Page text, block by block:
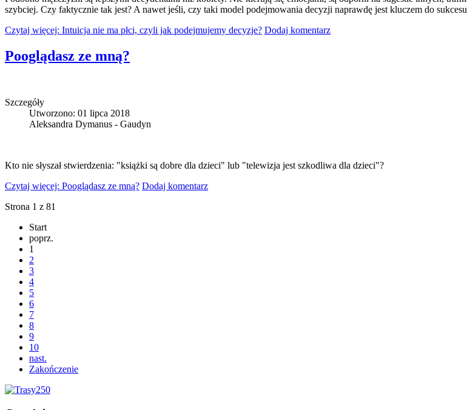
szybciej. Czy faktycznie tak jest? A nawet jeśli, czy taki model podejmowania decyzji naprawdę jest kluczem do
Czytaj więcej: Intuicja nie ma płci, czyli jak podejmujemy decyzje? Dodaj komentarz
Pooglądasz ze mną?
Szczegóły
Utworzono: 01 lipca 2018
Aleksandra Dymanus - Gaudyn
Kto nie słyszał stwierdzenia: "książki są dobre dla dzieci" lub "telewizja jest szkodliwa dla dzieci"?
Czytaj więcej: Pooglądasz ze mną? Dodaj komentarz
Strona 1 z 81
Start
poprz.
1
2
3
4
5
6
7
8
9
10
nast.
Zakończenie